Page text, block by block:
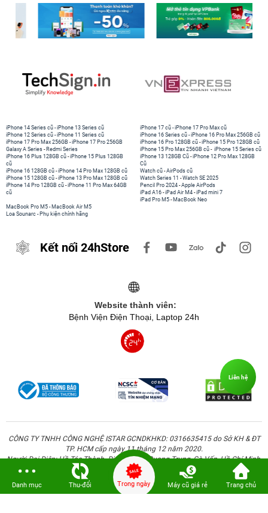
iPhone 14 Series cũ -iPhone 13 Series cũ
iPhone 12 Series cũ -iPhone 11 Series cũ
iPhone 17 Pro Max 256GB -iPhone 17 Pro 256GB
Galaxy A Series - Redmi Series
iPhone 17 cũ -iPhone 17 Pro Max cũ
iPhone 16 Series cũ - iPhone 16 Pro Max 256GB cũ
iPhone 16 Pro 128GB cũ -iPhone 15 Pro 128GB cũ
iPhone 15 Pro Max 256GB cũ - iPhone 15 Series cũ
iPhone 16 Plus 128GB cũ -iPhone 15 Plus 128GB
cũ
iPhone 16 128GB cũ -iPhone 14 Pro Max 128GB cũ
iPhone 15 128GB cũ -iPhone 13 Pro Max 128GB cũ
iPhone 14 Pro 128GB cũ -iPhone 11 Pro Max 64GB
cũ
iPhone 13 128GB Cũ -iPhone 12 Pro Max 128GB
Cũ
Watch cũ -AirPods cũ
Watch Series 11 -Watch SE 2025
Pencil Pro 2024 -Apple AirPods
iPad A16 -iPad Air M4 -iPad mini 7
iPad Pro M5 - MacBook Neo
MacBook Pro M5 - MacBook Air M5
Loa Sounarc - Phụ kiện chính hãng
Kết nối 24hStore
Website thành viên:
Bệnh Viện Điện Thoại, Laptop 24h
CÔNG TY TNHH CÔNG NGHỆ ISTAR GCNDKHKD: 0316635415 do Sở KH & ĐT
TP. HCM cấp ngày 11 tháng 12 năm 2020.
Người Đại Diện: Hồ Tác Thành. Địa chỉ: 389 Quang Trung, Gò Vấp, Hồ Chí Minh.
Danh mục Thu-đổi Trong ngày Máy cũ giá rẻ Trang chủ
Liên hệ